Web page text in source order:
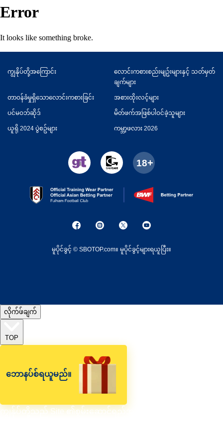
Error
It looks like something broke.
ကျွနိုပ်တို့အကြောင်း
လောင်းကစားစည်းမျဥ်းများနှင့် သတ်မှတ်
ချက်များ
တာဝန်ခံမှုရှိသောလောင်းကစားခြင်း အစားထိုးလင့်များ
ပင်မဝဘ်ဆိုဒ် မိတ်ဖက်အဖြစ်ပါဝင်ခဲ့သူများ
ယူရို 2024 ပွဲစဥ်များ ကမ္ဘာ့ဖလား 2026
မူပိုင်ခွင့် © SBOTOP.com။ မူပိုင်ခွင့်များရယူပြီး။
လိုက်ဖ်ချက်
TOP
ဘောနပ်စ်ရယူမည်။
ကျွန်ုပ်တို့သည် Site ၏စွမ်းဆောင်ရည်အသုံးပြုမှုနှင့်ပတ်သတ်ပြီး